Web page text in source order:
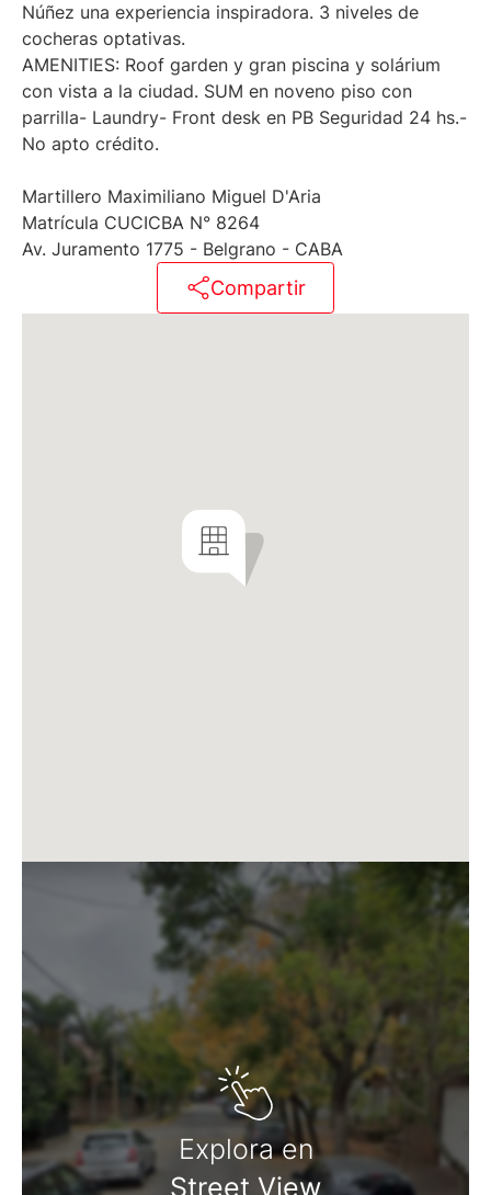
Núñez una experiencia inspiradora. 3 niveles de
cocheras optativas.
AMENITIES: Roof garden y gran piscina y solárium
con vista a la ciudad. SUM en noveno piso con
parrilla- Laundry- Front desk en PB Seguridad 24 hs.-
No apto crédito.
Martillero Maximiliano Miguel D'Aria
Matrícula CUCICBA N° 8264
Av. Juramento 1775 - Belgrano - CABA
Compartir
Explora en
Street View